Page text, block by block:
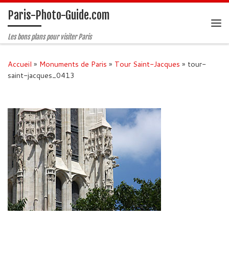
Passer au contenu
Paris-Photo-Guide.com
Les bons plans pour visiter Paris
Accueil » Monuments de Paris » Tour Saint-Jacques » tour-
saint-jacques_0413